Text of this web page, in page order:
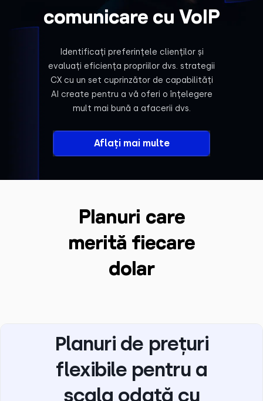
comunicare cu VoIP
Identificați preferințele clienților și
evaluați eficiența propriilor dvs. strategii
CX cu un set cuprinzător de capabilități
AI create pentru a vă oferi o înțelegere
mult mai bună a afacerii dvs.
Aflați mai multe
Planuri care
merită fiecare
dolar
Planuri de prețuri
flexibile pentru a
scala odată cu